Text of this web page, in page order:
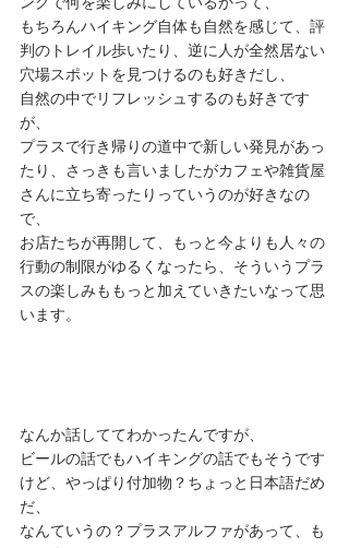
もちろんハイキング自体も自然を感じて、評
判のトレイル歩いたり、逆に人が全然居ない
穴場スポットを見つけるのも好きだし、
自然の中でリフレッシュするのも好きです
が、
プラスで行き帰りの道中で新しい発見があっ
たり、さっきも言いましたがカフェや雑貨屋
さんに立ち寄ったりっていうのが好きなの
で、
お店たちが再開して、もっと今よりも人々の
行動の制限がゆるくなったら、そういうプラ
スの楽しみももっと加えていきたいなって思
います。
なんか話しててわかったんですが、
ビールの話でもハイキングの話でもそうです
けど、やっぱり付加物？ちょっと日本語だめ
だ、
なんていうの？プラスアルファがあって、も